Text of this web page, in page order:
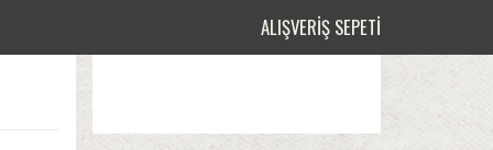
ALIŞVERIŞ SEPETI